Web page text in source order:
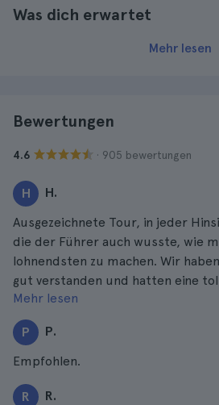
Was dich erwartet
Mehr lesen
Bewertungen
4.6 · 905 bewertungen
H H.
Ausgezeichnete Tour, in jeder
die der Führer auch wusste, wie
lohnendsten zu machen. Wir
gut verstanden und hatten eine
war, als wir alle gemeinsam am
getrunken haben.
Mehr lesen
P P.
Empfohlen.
R R.